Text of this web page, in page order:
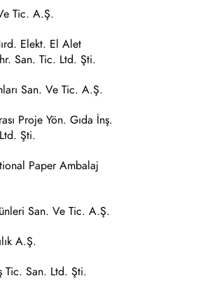
Tic. A.Ş.
Elekt. El Alet
San. Tic. Ltd. Şti.
San. Ve Tic. A.Ş.
Proje Yön. Gıda İnş.
Şti.
Paper Ambalaj
San. Ve Tic. A.Ş.
A.Ş.
Tic. San. Ltd. Şti.